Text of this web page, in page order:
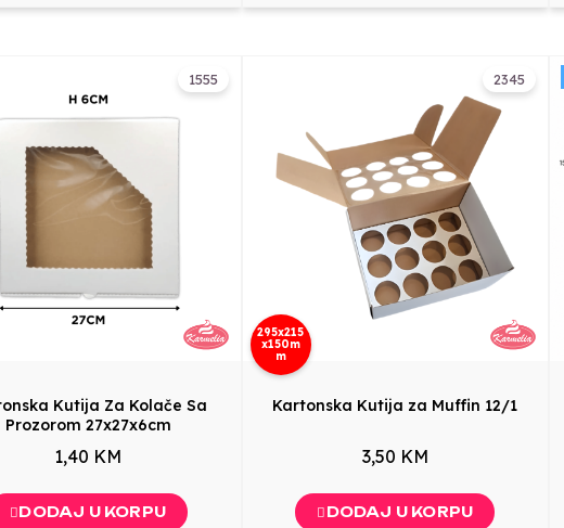
1555
Kutija Za Kolače Sa
Prozorom 27x27x6cm
1,40 KM
DODAJ U KORPU
2345
295x215
x150m
m
Kartonska Kutija za Muffin 12/1
3,50 KM
DODAJ U KORPU